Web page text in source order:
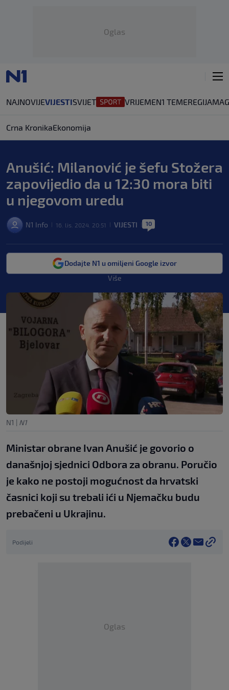
Oglas
NAJNOVIJEVIJESTISVIJET VRIJEMEN1 TEMEREGIJA
Crna KronikaEkonomija
Anušić: Milanović je šefu Stožera
zapovijedio da u 12:30 mora biti
u njegovom uredu
N1 Info 16. lis. 2024. 20:51 VIJESTI 10
Dodajte N1 u omiljeni Google izvor
Više
N1 | N1
Ministar obrane Ivan Anušić je govorio o
današnjoj sjednici Odbora za obranu. Poručio
je kako ne postoji mogućnost da hrvatski
časnici koji su trebali ići u Njemačku budu
prebačeni u Ukrajinu.
Podijeli
Oglas